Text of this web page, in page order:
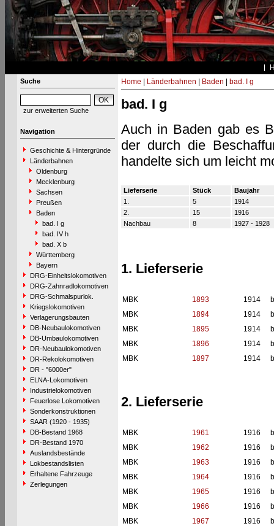
Suche
zur erweiterten Suche
Navigation
Geschichte & Hintergründe
Länderbahnen
Oldenburg
Mecklenburg
Sachsen
Preußen
Baden
bad. I g
bad. IV h
bad. X b
Württemberg
Bayern
DRG-Einheitslokomotiven
DRG-Zahnradlokomotiven
DRG-Schmalspurlok.
Kriegslokomotiven
Verlagerungsbauten
DB-Neubaulokomotiven
DB-Umbaulokomotiven
DR-Neubaulokomotiven
DR-Rekolokomotiven
DR - "6000er"
ELNA-Lokomotiven
Industrielokomotiven
Feuerlose Lokomotiven
Sonderkonstruktionen
SAAR (1920 - 1935)
DB-Bestand 1968
DR-Bestand 1970
Auslandsbestände
Lokbestandslisten
Erhaltene Fahrzeuge
Zerlegungen
Home Länderbahnen Baden bad. I g
bad. I g
Auch in Baden gab es
der durch die
handelte sich um leicht
Lieferserie Stück
Baujahr
1.
5
1914
2.
15
1916
Nachbau
8 1927 - 1928
1. Lieferserie
MBK 1893 1914
MBK
1894 1914
MBK
1895 1914
MBK
1896 1914
MBK
1897 1914
2. Lieferserie
MBK 1961 1916
MBK
1962 1916
MBK
1963 1916
MBK
1964 1916
MBK
1965 1916
MBK
1966 1916
MBK
1967 1916